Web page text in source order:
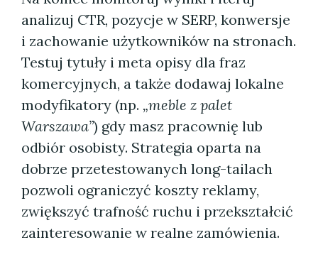
analizuj CTR, pozycje w SERP, konwersje
i zachowanie użytkowników na stronach.
Testuj tytuły i meta opisy dla fraz
komercyjnych, a także dodawaj lokalne
modyfikatory (np. „meble z palet
Warszawa”) gdy masz pracownię lub
odbiór osobisty. Strategia oparta na
dobrze przetestowanych long-tailach
pozwoli ograniczyć koszty reklamy,
zwiększyć trafność ruchu i przekształcić
zainteresowanie w realne zamówienia.